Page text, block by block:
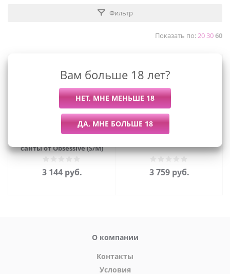
Фильтр
Показать по:203060
санты от Obsessive (S/M)
3 144 руб. 3 759 руб.
О компании
Контакты
Условия
Вам больше 18 лет?